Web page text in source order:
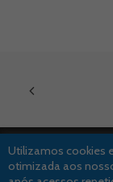
Utilizamos cookies
otimizada aos